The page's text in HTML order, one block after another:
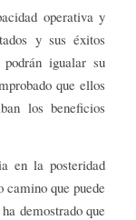
operativa y
y sus éxitos
igualar su
que ellos
los beneficios
en la posteridad
que puede
demostrado que